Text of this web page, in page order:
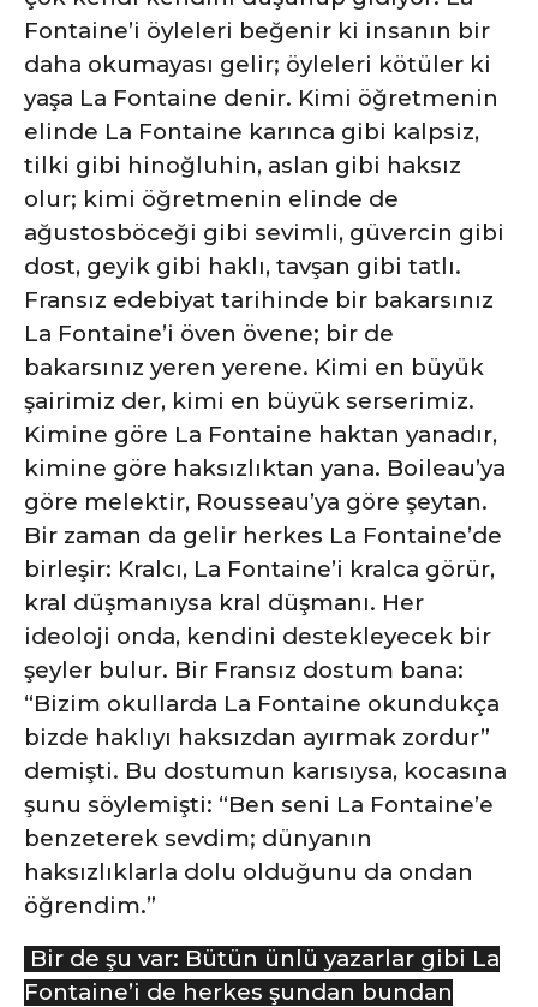
Fontaine’i öyleleri beğenir ki insanın bir
daha okumayası gelir; öyleleri kötüler ki
yaşa La Fontaine denir. Kimi öğretmenin
elinde La Fontaine karınca gibi kalpsiz,
tilki gibi hinoğluhin, aslan gibi haksız
olur; kimi öğretmenin elinde de
ağustosböceği gibi sevimli, güvercin gibi
dost, geyik gibi haklı, tavşan gibi tatlı.
Fransız edebiyat tarihinde bir bakarsınız
La Fontaine’i öven övene; bir de
bakarsınız yeren yerene. Kimi en büyük
şairimiz der, kimi en büyük serserimiz.
Kimine göre La Fontaine haktan yanadır,
kimine göre haksızlıktan yana. Boileau’ya
göre melektir, Rousseau’ya göre şeytan.
Bir zaman da gelir herkes La Fontaine’de
birleşir: Kralcı, La Fontaine’i kralca görür,
kral düşmanıysa kral düşmanı. Her
ideoloji onda, kendini destekleyecek bir
şeyler bulur. Bir Fransız dostum bana:
“Bizim okullarda La Fontaine okundukça
bizde haklıyı haksızdan ayırmak zordur”
demişti. Bu dostumun karısıysa, kocasına
şunu söylemişti: “Ben seni La Fontaine’e
benzeterek sevdim; dünyanın
haksızlıklarla dolu olduğunu da ondan
öğrendim.”
Bir de şu var: Bütün ünlü yazarlar gibi La
Fontaine’i de herkes şundan bundan